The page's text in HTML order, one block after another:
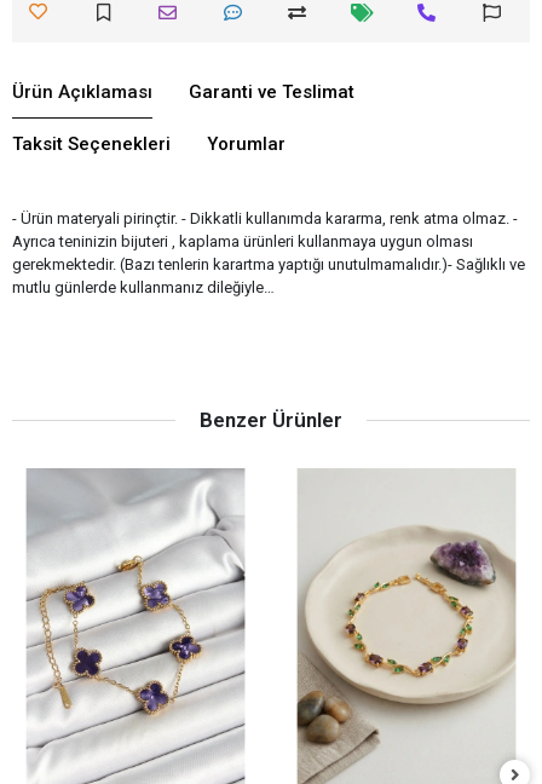
Ürün Açıklaması Garanti ve Teslimat
Taksit Seçenekleri Yorumlar
- Ürün materyali pirinçtir. - Dikkatli kullanımda kararma, renk atma olmaz. -
Ayrıca teninizin bijuteri , kaplama ürünleri kullanmaya uygun olması
gerekmektedir. (Bazı tenlerin karartma yaptığı unutulmamalıdır.)- Sağlıklı ve
mutlu günlerde kullanmanız dileğiyle…
Benzer Ürünler